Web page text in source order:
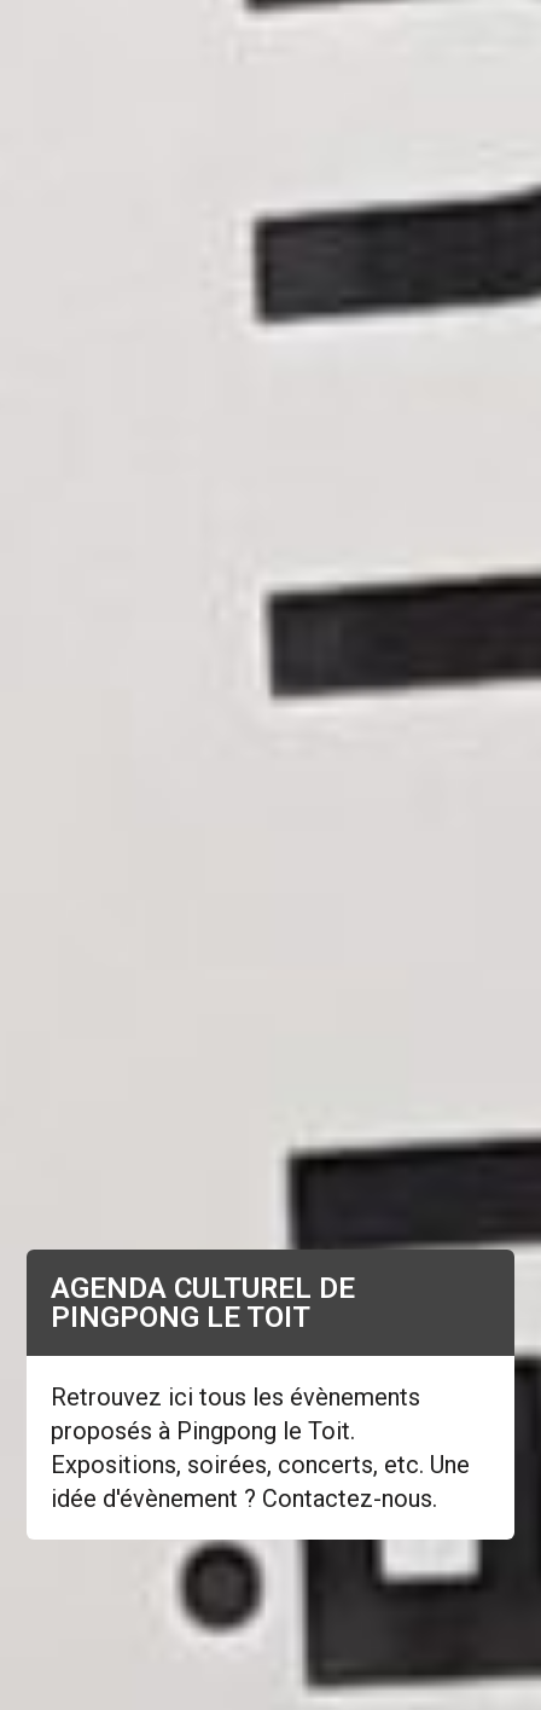
AGENDA CULTUREL DE
PINGPONG LE TOIT
Retrouvez ici tous les évènements
proposés à Pingpong le Toit.
Expositions, soirées, concerts, etc. Une
idée d'évènement ? Contactez-nous.